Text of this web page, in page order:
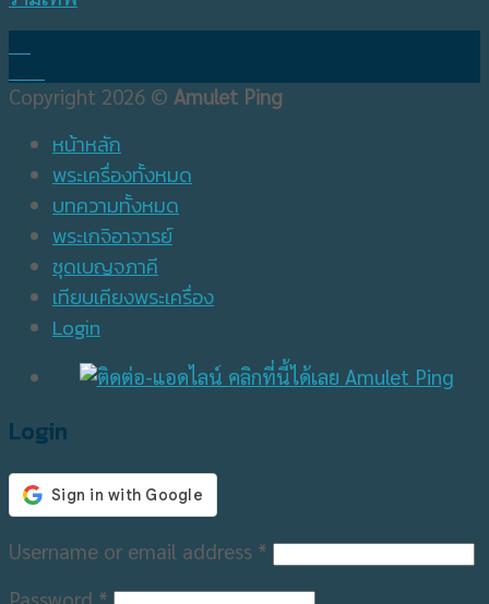
Copyright 2026 © Amulet Ping
หน้าหลัก
พระเครื่องทั้งหมด
บทความทั้งหมด
พระเกจิอาจารย์
ชุดเบญจภาคี
เทียบเคียงพระเครื่อง
Login
Login
Username or email address *